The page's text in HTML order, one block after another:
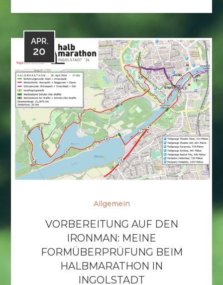
APR.
20
Allgemein
VORBEREITUNG AUF DEN
IRONMAN: MEINE
FORMÜBERPRÜFUNG BEIM
HALBMARATHON IN
INGOLSTADT